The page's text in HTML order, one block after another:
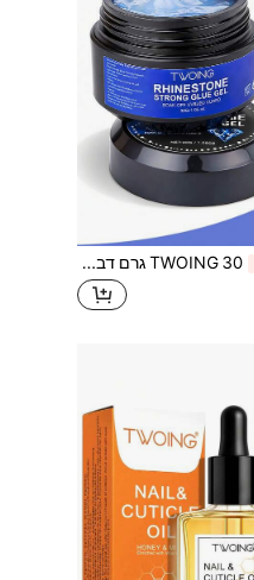
TWOING 30 גרם דבק ציפורניים סופר ללא ניגוב ג'ל להדבקת אבני חן ושרף, ג'ל לקצוות ציפורניים אקריליים לסלון ביתי, מניקור, עיצוב אמנותי, עשה זאת בעצמך, דורש מנורת UV/LED לייבוש ציפורניים